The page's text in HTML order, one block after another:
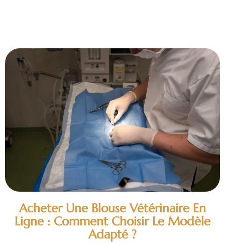
Acheter Une Blouse Vétérinaire En
Ligne : Comment Choisir Le Modèle
Adapté ?